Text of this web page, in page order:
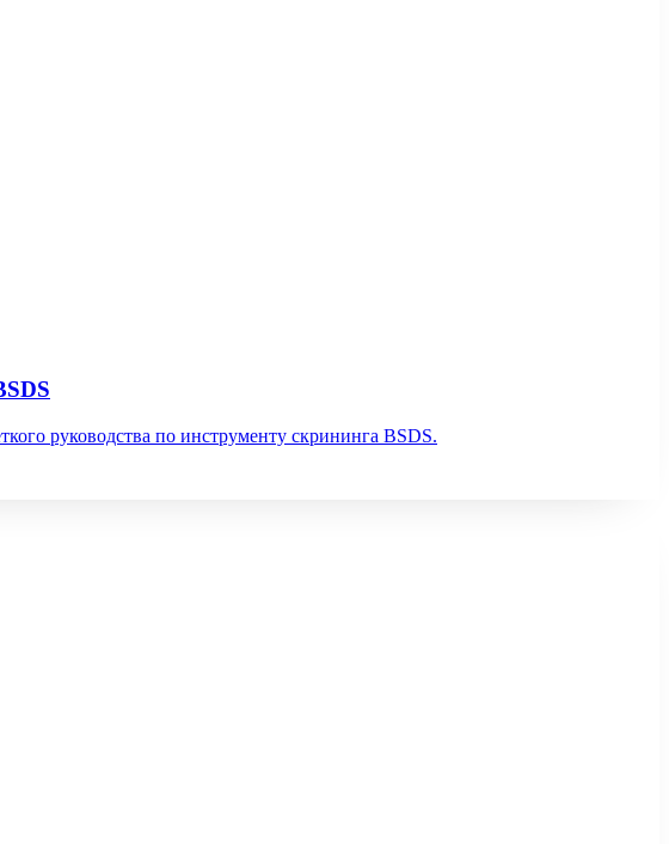
руководства по инструменту скрининга BSDS.